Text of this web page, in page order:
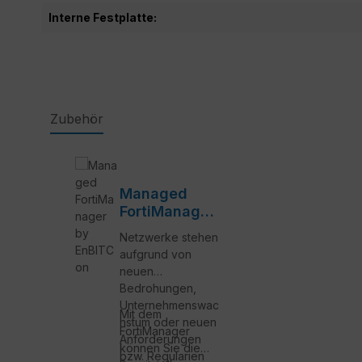
Interne Festplatte:
Zubehör
Managed
FortiManager
by EnBITCon
Netzwerke stehen
aufgrund von
neuen
Bedrohungen,
Unternehmenswac
hstum oder neuen
Anforderungen
bzw. Regularien
Mit dem
FortiManager
können Sie die